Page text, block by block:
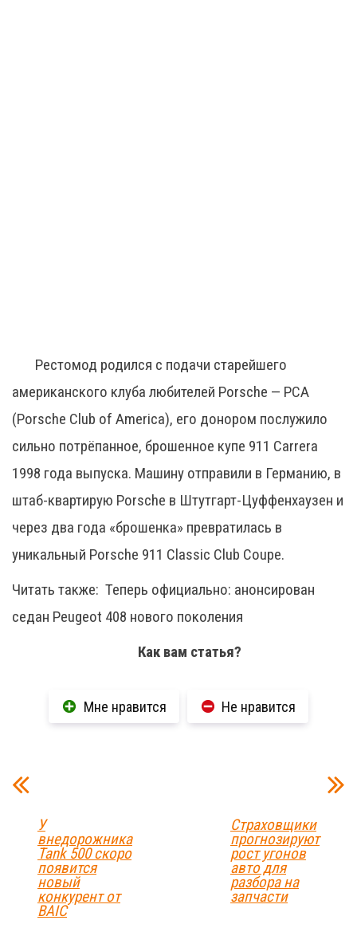
Рестомод родился с подачи старейшего
американского клуба любителей Porsche — PCA
(Porsche Club of America), его донором послужило
сильно потрёпанное, брошенное купе 911 Carrera
1998 года выпуска. Машину отправили в Германию, в
штаб-квартирую Porsche в Штутгарт-Цуффенхаузен и
через два года «брошенка» превратилась в
уникальный Porsche 911 Classic Club Coupe.
Читать также: Теперь официально: анонсирован
седан Peugeot 408 нового поколения
Как вам статья?
Мне нравится Не нравится
У
внедорожника
Tank 500 скоро
появится
новый
конкурент от
BAIC
Страховщики
прогнозируют
рост угонов
авто для
разбора на
запчасти